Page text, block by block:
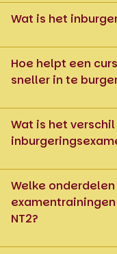
Wat is het
Hoe helpt een
sneller in te
Wat is het
Welke
NT2?